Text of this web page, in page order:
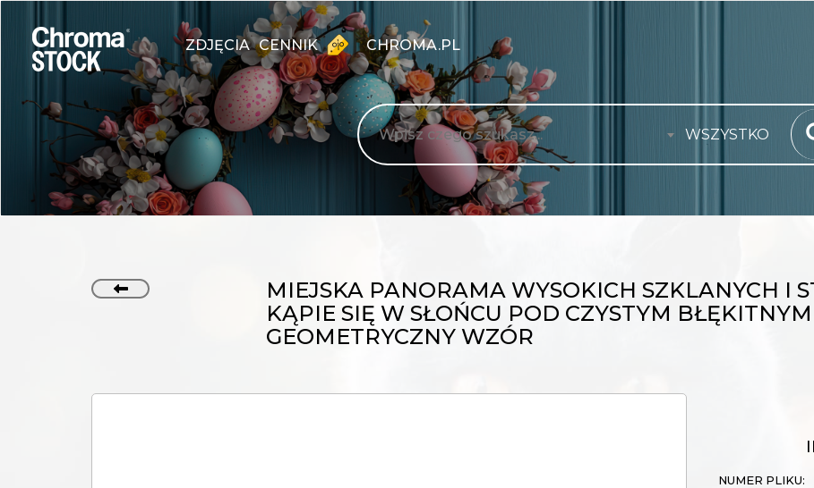
ZDJĘCIA CENNIK CHROMA.PL
WSZYSTKO
MIEJSKA PANORAMA WYSOKICH SZKLANYCH I
KĄPIE SIĘ W SŁOŃCU POD CZYSTYM
GEOMETRYCZNY WZÓR
NUMER PLIKU: